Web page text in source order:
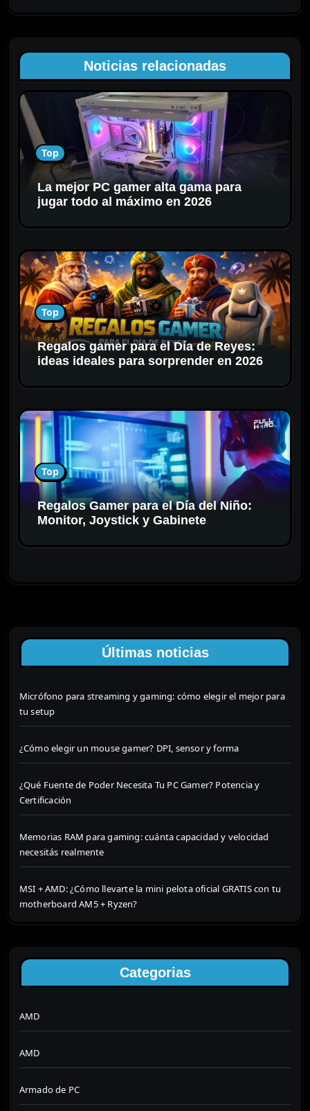
n
e
e
n
r
s
Noticias relacionadas
Top
La mejor PC gamer alta gama para
jugar todo al máximo en 2026
Top
Regalos gamer para el Día de Reyes:
ideas ideales para sorprender en 2026
Top
Regalos Gamer para el Día del Niño:
Monitor, Joystick y Gabinete
Últimas noticias
Micrófono para streaming y gaming: cómo elegir el mejor para
tu setup
¿Cómo elegir un mouse gamer? DPI, sensor y forma
¿Qué Fuente de Poder Necesita Tu PC Gamer? Potencia y
Certificación
Memorias RAM para gaming: cuánta capacidad y velocidad
necesitás realmente
MSI + AMD: ¿Cómo llevarte la mini pelota oficial GRATIS con tu
motherboard AM5 + Ryzen?
Categorias
AMD
AMD
Armado de PC